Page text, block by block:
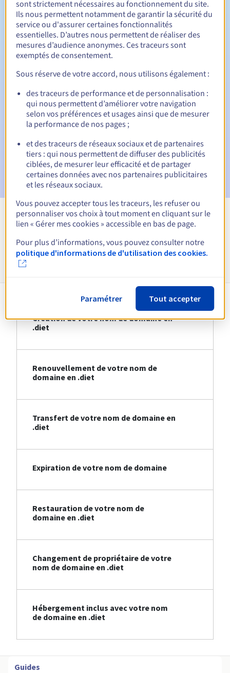
Période de rédemption 30 jours
Notifications automatiques :
Emails d'avertissement :60, 30, 15, 7 et 3 jours avant la
date d'échéance
E-mail le jour de l'expirationpour notification de la
E-mail après la Redemption Grace Periodpour
notification de la suppression du nom de domaine
Voir toutes les extensions
Informations sur le .diet
Création de votre nom de domaine en
.diet
Renouvellement de votre nom de
domaine en .diet
Transfert de votre nom de domaine en
.diet
Expiration de votre nom de domaine
Restauration de votre nom de
domaine en .diet
Changement de propriétaire de votre
nom de domaine en .diet
Hébergement inclus avec votre nom
de domaine en .diet
Guides
sont strictement nécessaires au fonctionnement du site.
Ils nous permettent notamment de garantir la sécurité du
service ou d'assurer certaines fonctionnalités
essentielles. D’autres nous permettent de réaliser des
mesures d’audience anonymes. Ces traceurs sont
exemptés de consentement.
Sous réserve de votre accord, nous utilisons également :
des traceurs de performance et de personnalisation :
qui nous permettent d’améliorer votre navigation
selon vos préférences et usages ainsi que de mesurer
la performance de nos pages ;
et des traceurs de réseaux sociaux et de partenaires
tiers : qui nous permettent de diffuser des publicités
ciblées, de mesurer leur efficacité et de partager
certaines données avec nos partenaires publicitaires
et les réseaux sociaux.
Vous pouvez accepter tous les traceurs, les refuser ou
personnaliser vos choix à tout moment en cliquant sur le
lien « Gérer mes cookies » accessible en bas de page.
Pour plus d’informations, vous pouvez consulter notre
politique d'informations de d'utilisation des cookies.
Paramétrer Tout accepter